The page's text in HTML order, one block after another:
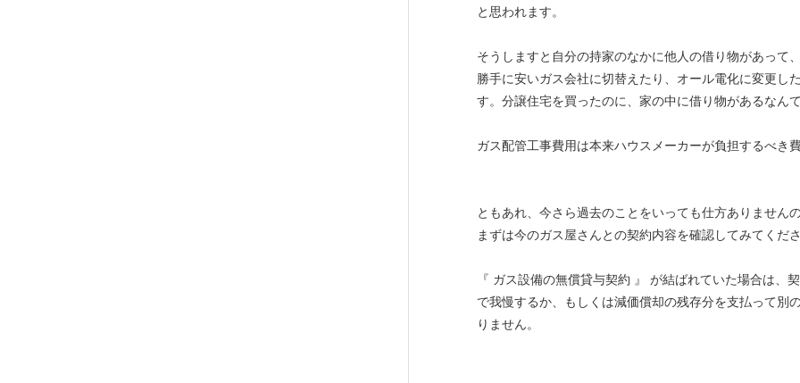
と思われます。
そうしますと自分の持家のなかに他人の借り物があって
勝手に安いガス会社に切替えたり、オール電化に変更し
す。分譲住宅を買ったのに、家の中に借り物があるなん
ガス配管工事費用は本来ハウスメーカーが負担するべき
ともあれ、今さら過去のことをいっても仕方ありません
まずは今のガス屋さんとの契約内容を確認してみてくだ
『 ガス設備の無償貸与契約 』 が結ばれていた場合は、
で我慢するか、もしくは減価償却の残存分を支払って別
りません。